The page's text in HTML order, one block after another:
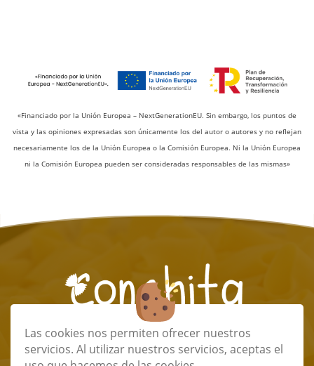
Las cookies nos permiten ofrecer nuestros
servicios. Al utilizar nuestros servicios, aceptas el
«Financiado por la Unión Europea – NextGenerationEU. Sin embargo, los puntos de
vista y las opiniones expresadas son únicamente los del autor o autores y no reflejan
necesariamente los de la Unión Europea o la Comisión Europea. Ni la Unión Europea
ni la Comisión Europea pueden ser consideradas responsables de las mismas»
info@conchitapastafresca.com
(+34) 673 32 48 85